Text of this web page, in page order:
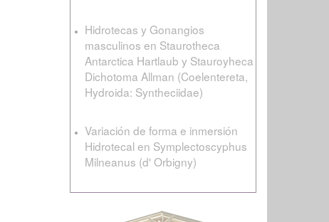
Hidrotecas y Gonangios
masculinos en Staurotheca
Antarctica Hartlaub y Stauroyheca
Dichotoma Allman (Coelentereta,
Hydroida: Syntheciidae)
Variación de forma e inmersión
Hidrotecal en Symplectoscyphus
Milneanus (d' Orbigny)